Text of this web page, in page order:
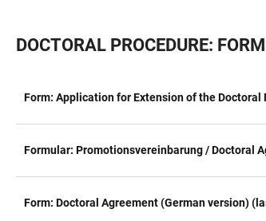
DOCTORAL PROCEDURE:
Form: Application for Extension of the
Formular: Promotionsvereinbarung / Doctoral
Form: Doctoral Agreement (German version)